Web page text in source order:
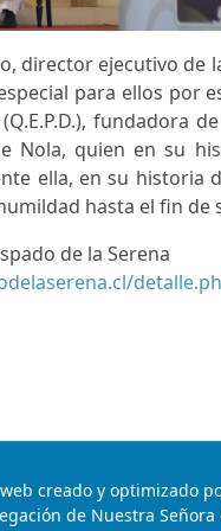
director ejecutivo de
para ellos por
fundadora
Nola, quien en su
ella, en su
hasta el fin de
de la Serena
creado y optimizado
de Nuestra